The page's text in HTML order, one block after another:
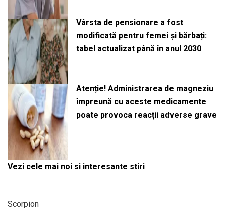
Vârsta de pensionare a fost
modificată pentru femei și bărbați:
tabel actualizat până în anul 2030
Atenție! Administrarea de magneziu
împreună cu aceste medicamente
poate provoca reacții adverse grave
Vezi cele mai noi si interesante stiri
Scorpion